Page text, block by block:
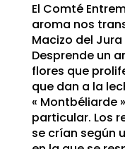
El Comté
aroma nos
Macizo del
Desprende un
flores que
que dan a la
« Montbéliarde
particular. Los
se crían según